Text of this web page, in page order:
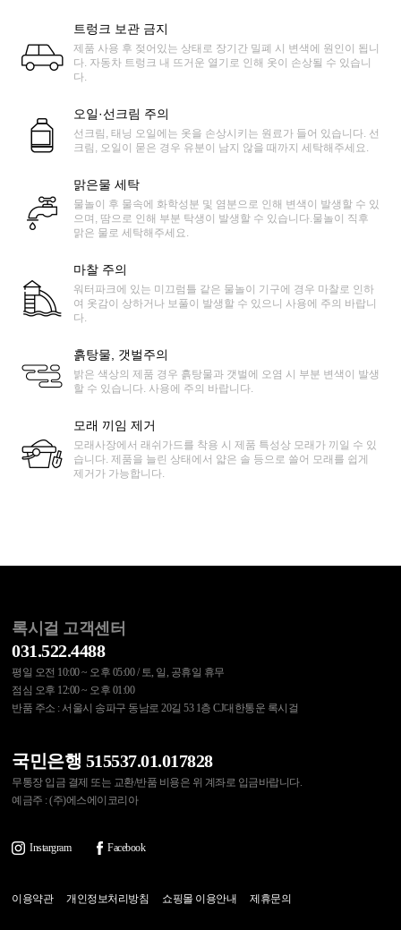
트렁크 보관 금지
제품 사용 후 젖어있는 상태로 장기간 밀폐 시 변색에 원인이 됩니
다. 자동차 트렁크 내 뜨거운 열기로 인해 옷이 손상될 수 있습니
다.
오일·선크림 주의
선크림, 태닝 오일에는 옷을 손상시키는 원료가 들어 있습니다. 선
크림, 오일이 묻은 경우 유분이 남지 않을 때까지 세탁해주세요.
맑은물 세탁
물놀이 후 물속에 화학성분 및 염분으로 인해 변색이 발생할 수 있
으며, 땀으로 인해 부분 탁생이 발생할 수 있습니다.물놀이 직후
맑은 물로 세탁해주세요.
마찰 주의
워터파크에 있는 미끄럼틀 같은 물놀이 기구에 경우 마찰로 인하
여 옷감이 상하거나 보풀이 발생할 수 있으니 사용에 주의 바랍니
다.
흙탕물, 갯벌주의
밝은 색상의 제품 경우 흙탕물과 갯벌에 오염 시 부분 변색이 발생
할 수 있습니다. 사용에 주의 바랍니다.
모래 끼임 제거
모래사장에서 래쉬가드를 착용 시 제품 특성상 모래가 끼일 수 있
습니다. 제품을 늘린 상태에서 얇은 솔 등으로 쓸어 모래를 쉽게
제거가 가능합니다.
록시걸 고객센터
031.522.4488
평일 오전 10:00 ~ 오후 05:00 / 토, 일, 공휴일 휴무
점심 오후 12:00 ~ 오후 01:00
반품 주소 : 서울시 송파구 동남로 20길 53 1층 CJ대한통운 록시걸
국민은행 515537.01.017828
무통장 입금 결제 또는 교환/반품 비용은 위 계좌로 입금바랍니다.
예금주 : (주)에스에이코리아
Instargram Facebook
이용약관 개인정보처리방침 쇼핑몰 이용안내 제휴문의